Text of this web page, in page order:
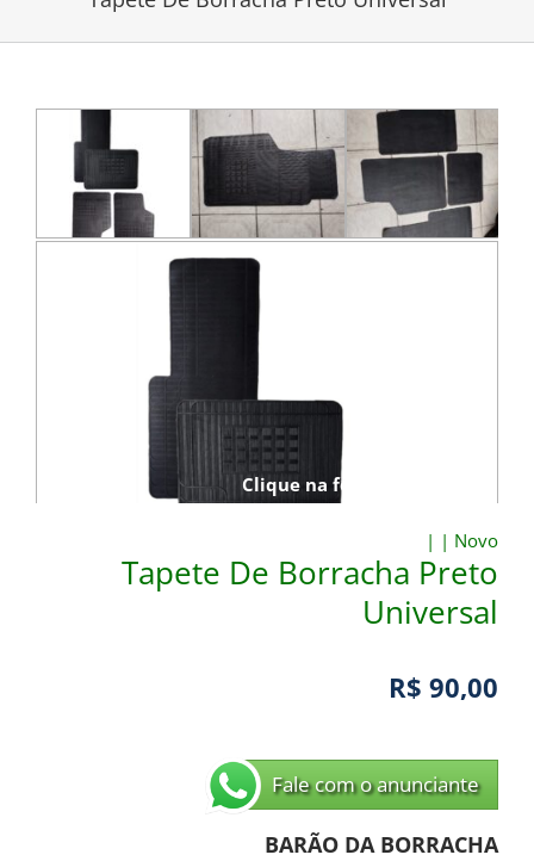
Clique na foto para ampliar
| | Novo
Tapete De Borracha Preto
Universal
R$ 90,00
Fale com o anunciante
BARÃO DA BORRACHA